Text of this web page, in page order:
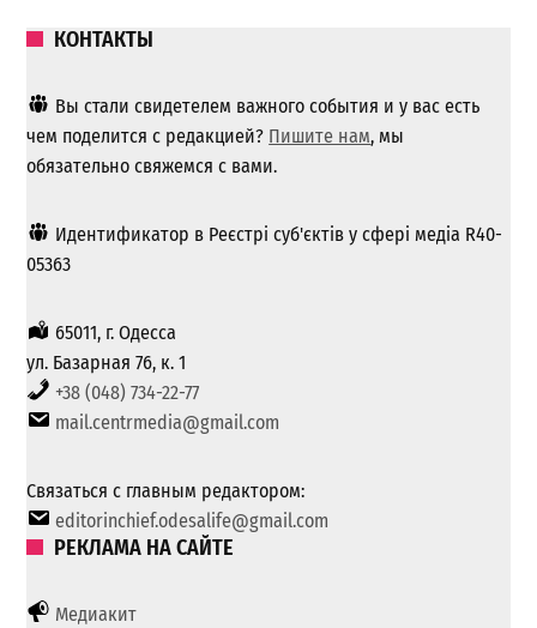
КОНТАКТЫ
Вы стали свидетелем важного события и у вас есть
чем поделится с редакцией? Пишите нам, мы
обязательно свяжемся с вами.
Идентификатор в Реєстрі суб'єктів у сфері медіа R40-
05363
65011, г. Одесса
ул. Базарная 76, к. 1
+38 (048) 734-22-77
mail.centrmedia@gmail.com
Связаться с главным редактором:
editorinchief.odesalife@gmail.com
РЕКЛАМА НА САЙТЕ
Медиакит